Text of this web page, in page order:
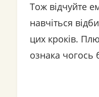
Тож відчуйте
навчіться
цих кроків.
ознака чогось